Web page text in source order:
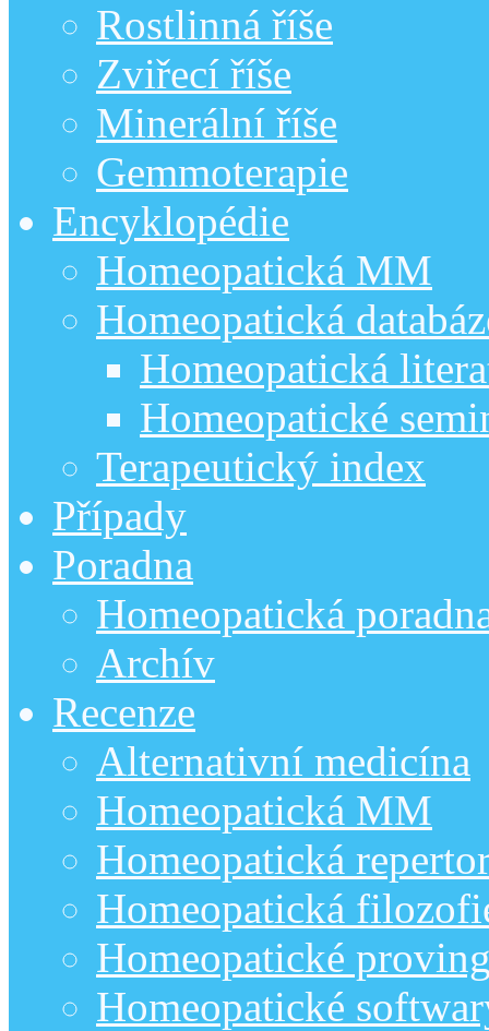
Rostlinná říše
Zviřecí říše
Minerální říše
Gemmoterapie
Encyklopédie
Homeopatická MM
Homeopatická
Homeopatická
Homeopatické
Terapeutický index
Případy
Poradna
Homeopatická
Archív
Recenze
Alternativní medicína
Homeopatická MM
Homeopatická
Homeopatická
Homeopatické
Homeopatické